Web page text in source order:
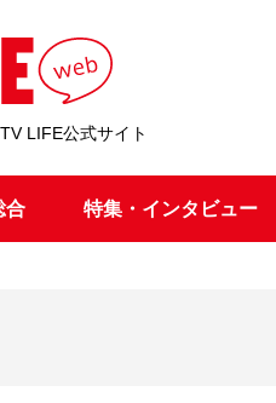
LIFE公式サイト
合 特集・インタビュー